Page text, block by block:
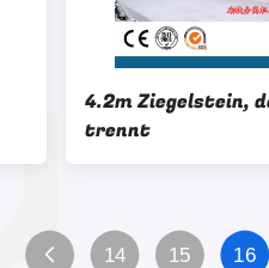
4.2m Ziegelstein,
trennt
14 15 16